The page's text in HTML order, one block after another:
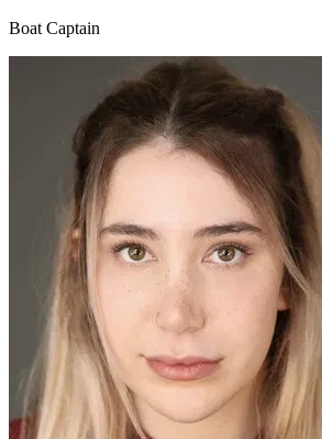
Boat Captain